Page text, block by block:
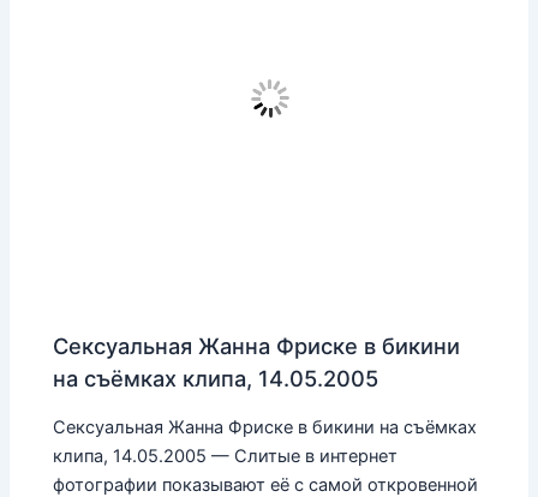
Сексуальная Жанна Фриске в бикини
на съёмках клипа, 14.05.2005
Сексуальная Жанна Фриске в бикини на съёмках
клипа, 14.05.2005 — Слитые в интернет
фотографии показывают её с самой откровенной